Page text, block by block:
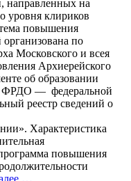
направленных на
уровня клириков
повышения
по
Московского и всея
Архиерейского
об образовании
ФРДО — федеральной
реестр сведений о
Характеристика
повышения
…